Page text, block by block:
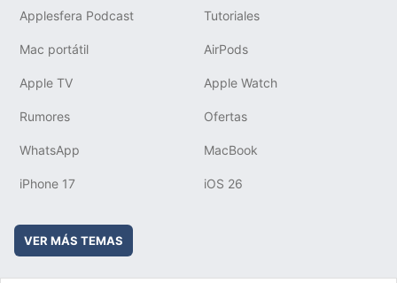
Applesfera Podcast Tutoriales
Mac portátil AirPods
Apple TV Apple Watch
Rumores Ofertas
WhatsApp MacBook
iPhone 17 iOS 26
VER MÁS TEMAS